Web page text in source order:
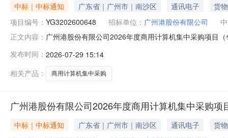
中标｜中标通知 广东省｜广州市｜南沙区 通讯电子
货物
项目编号： YG3202600648 招标单位： 广州港股份有限公司
正文内容： 广州港股份有限公司2026年度商用计算机集中采购项目
二成交候选人第三成交候选人单位名称广州港数据科技
个工
发布时间： 2026-07-29 15:14
相关产品：
商用计算机集中采购
广州港股份有限公司2026年度商用计算机集中采购
中标｜中标通知 广东省｜广州市｜南沙区 通讯电子
货物